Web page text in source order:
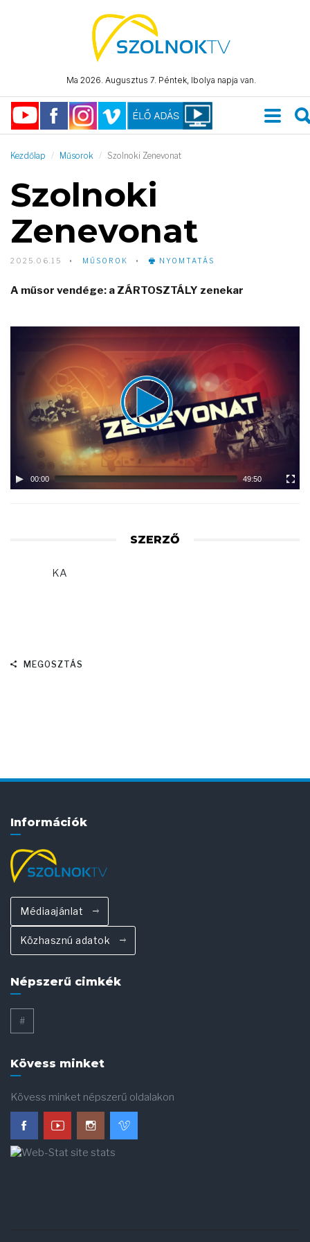
Ma 2026. Augusztus 7. Péntek, Ibolya napja van.
Kezdőlap Műsorok Szolnoki Zenevonat
Szolnoki
Zenevonat
2025.06.15 MŰSOROK NYOMTATÁS
A műsor vendége: a ZÁRTOSZTÁLY zenekar
00:00 49:50
SZERZŐ
KA
MEGOSZTÁS
Információk
Médiaajánlat
Közhasznú adatok
Népszerű cimkék
#
Kövess minket
Kövess minket népszerű oldalakon